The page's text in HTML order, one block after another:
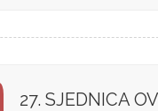
27. SJEDNICA OV